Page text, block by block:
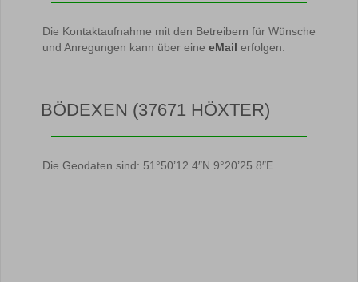
Die Kontaktaufnahme mit den Betreibern für Wünsche
und Anregungen kann über eine eMail erfolgen.
BÖDEXEN (37671 HÖXTER)
Die Geodaten sind: 51°50’12.4″N 9°20’25.8″E